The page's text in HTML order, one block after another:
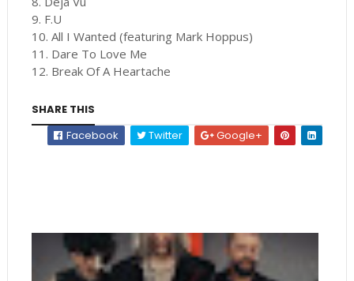
9. F.U
10. All I Wanted (featuring Mark Hoppus)
11. Dare To Love Me
12. Break Of A Heartache
SHARE THIS
Facebook
Twitter Google+